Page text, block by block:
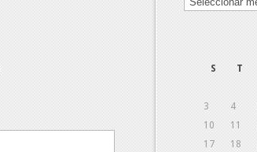
de
S T
3
4
10
11
17
18